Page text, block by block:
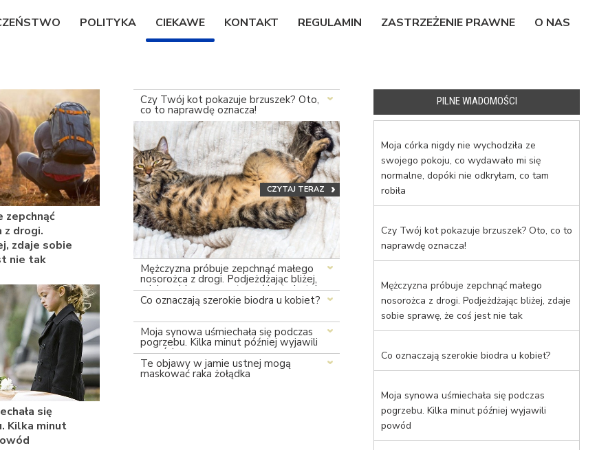
POLITYKA CIEKAWE KONTAKT REGULAMIN ZASTRZEŻENIE PRAWNE O NAS
zepchnąć
z drogi.
zdaje sobie
nie tak
się
Kilka minut
Czy Twój kot pokazuje brzuszek? Oto,
co to naprawdę oznacza!
CZYTAJ TERAZ
Mężczyzna próbuje zepchnąć małego
nosorożca z drogi. Podjeżdżając bliżej,
zdaje sobie sprawę, że coś jest nie tak
Co oznaczają szerokie biodra u kobiet?
Moja synowa uśmiechała się podczas
pogrzebu. Kilka minut później wyjawili
powód
Te objawy w jamie ustnej mogą
maskować raka żołądka
PILNE WIADOMOŚCI
Moja córka nigdy nie wychodziła ze
swojego pokoju, co wydawało mi się
normalne, dopóki nie odkryłam, co tam
robiła
Czy Twój kot pokazuje brzuszek? Oto, co to
naprawdę oznacza!
Mężczyzna próbuje zepchnąć małego
nosorożca z drogi. Podjeżdżając bliżej, zdaje
sobie sprawę, że coś jest nie tak
Co oznaczają szerokie biodra u kobiet?
Moja synowa uśmiechała się podczas
pogrzebu. Kilka minut później wyjawili
powód